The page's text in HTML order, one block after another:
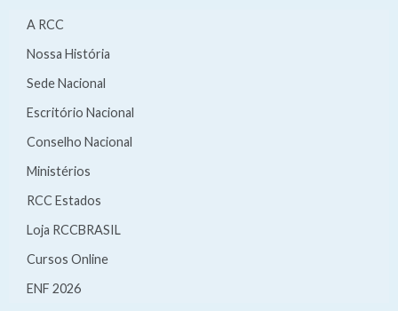
A RCC
Nossa História
Sede Nacional
Escritório Nacional
Conselho Nacional
Ministérios
RCC Estados
Loja RCCBRASIL
Cursos Online
ENF 2026